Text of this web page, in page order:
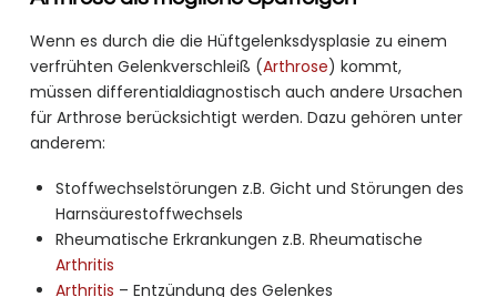
Wenn es durch die die Hüftgelenksdysplasie zu einem
verfrühten Gelenkverschleiß (Arthrose) kommt,
müssen differentialdiagnostisch auch andere Ursachen
für Arthrose berücksichtigt werden. Dazu gehören unter
anderem:
Stoffwechselstörungen z.B. Gicht und Störungen des
Harnsäurestoffwechsels
Rheumatische Erkrankungen z.B. Rheumatische
Arthritis
Arthritis – Entzündung des Gelenkes